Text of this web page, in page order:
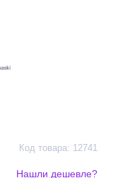
Код товара: 12741
Нашли дешевле?